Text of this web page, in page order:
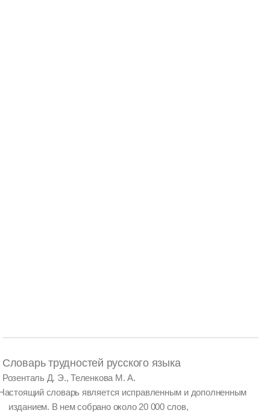
Словарь трудностей русского языка
Розенталь Д. Э., Теленкова М. А.
словарь является исправленным и дополненным
изданием. В нем собрано около 20 000 слов,